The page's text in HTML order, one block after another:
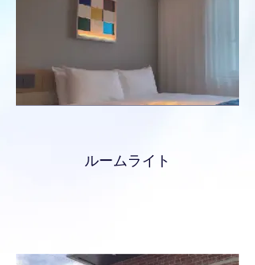
ルームライト